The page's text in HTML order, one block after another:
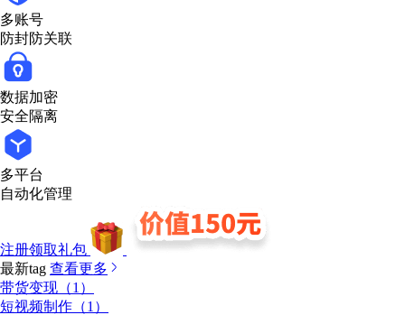
多账号
防封防关联
数据加密
安全隔离
多平台
自动化管理
注册领取礼包
最新tag 查看更多
带货变现（1）
短视频制作（1）